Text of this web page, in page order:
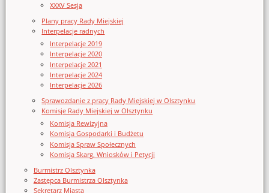
XXXV Sesja
Plany pracy Rady Miejskiej
Interpelacje radnych
Interpelacje 2019
Interpelacje 2020
Interpelacje 2021
Interpelacje 2024
Interpelacje 2026
Sprawozdanie z pracy Rady Miejskiej w Olsztynku
Komisje Rady Miejskiej w Olsztynku
Komisja Rewizyjna
Komisja Gospodarki i Budżetu
Komisja Spraw Społecznych
Komisja Skarg, Wniosków i Petycji
Burmistrz Olsztynka
Zastępca Burmistrza Olsztynka
Sekretarz Miasta